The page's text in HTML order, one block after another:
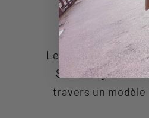
Le Pallacup Flame
Son design rétro
travers un